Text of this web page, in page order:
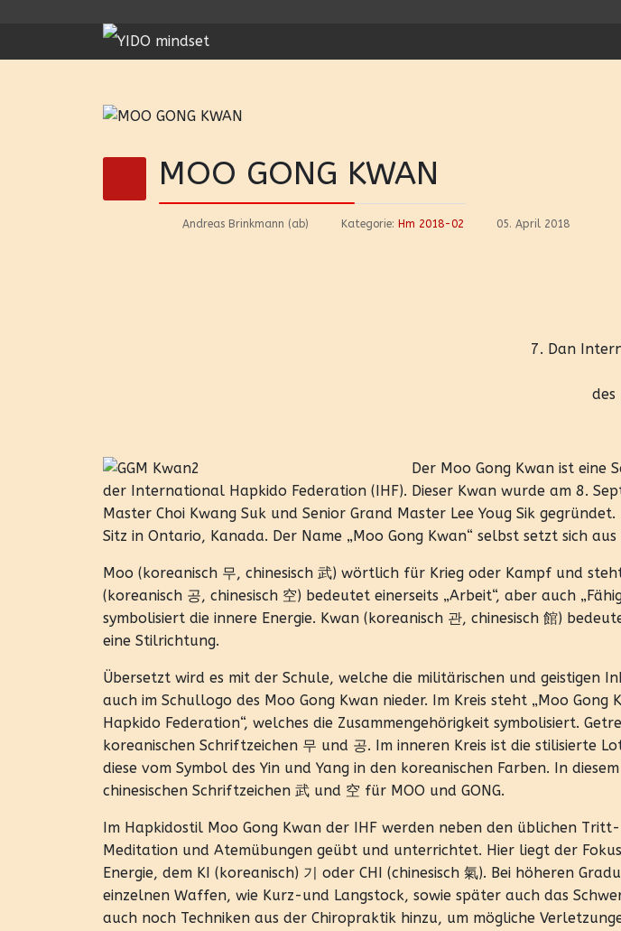
MOO GONG KWAN
Andreas Brinkmann (ab) Kategorie: Hm 2018-02 05. April 2018
7. Dan
des
Der Moo Gong Kwan ist eine
der International Hapkido Federation (IHF). Dieser Kwan wurde am 8.
Master Choi Kwang Suk und Senior Grand Master Lee Youg Sik
Sitz in Ontario, Kanada. Der Name „Moo Gong Kwan“ selbst setzt sich
Moo (koreanisch 무, chinesisch 武) wörtlich für Krieg oder Kampf und
(koreanisch 공, chinesisch 空) bedeutet einerseits „Arbeit“, aber auch
symbolisiert die innere Energie. Kwan (koreanisch 관, chinesisch 館)
eine Stilrichtung.
Übersetzt wird es mit der Schule, welche die militärischen und geistigen
auch im Schullogo des Moo Gong Kwan nieder. Im Kreis steht „Moo
Hapkido Federation“, welches die Zusammengehörigkeit symbolisiert.
koreanischen Schriftzeichen 무 und 공. Im inneren Kreis ist die stilisierte
diese vom Symbol des Yin und Yang in den koreanischen Farben. In
chinesischen Schriftzeichen 武 und 空 für MOO und GONG.
Im Hapkidostil Moo Gong Kwan der IHF werden neben den üblichen
Meditation und Atemübungen geübt und unterrichtet. Hier liegt der
Energie, dem KI (koreanisch) 기 oder CHI (chinesisch 氣). Bei höheren
einzelnen Waffen, wie Kurz-und Langstock, sowie später auch das
auch noch Techniken aus der Chiropraktik hinzu, um mögliche